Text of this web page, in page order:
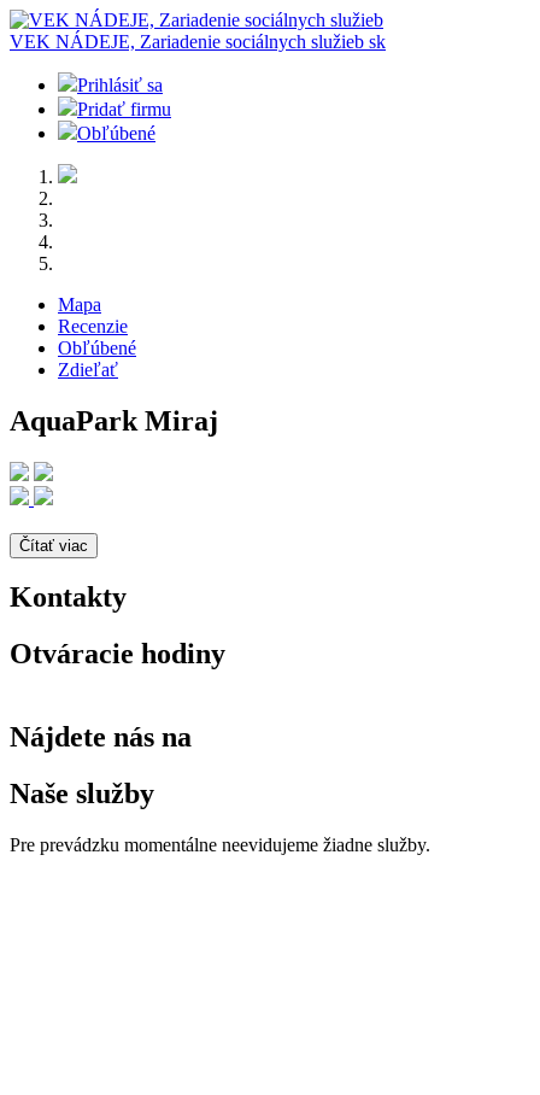
VEK NÁDEJE, Zariadenie sociálnych služieb sk
Prihlásiť sa
Pridať firmu
Obľúbené
Mapa
Recenzie
Obľúbené
Zdieľať
AquaPark Miraj
Čítať viac
Kontakty
Otváracie hodiny
Nájdete nás na
Naše služby
Pre prevádzku momentálne neevidujeme žiadne služby.